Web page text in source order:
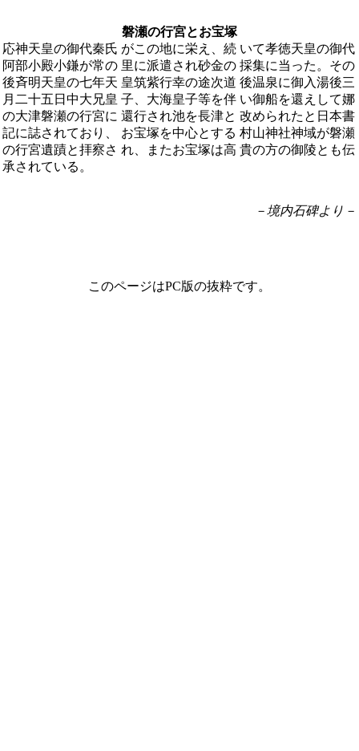
磐瀬の行宮とお宝塚
応神天皇の御代秦氏 がこの地に栄え、続 いて孝徳天皇の御代
阿部小殿小鎌が常の 里に派遣され砂金の 採集に当った。その
後斉明天皇の七年天 皇筑紫行幸の途次道 後温泉に御入湯後三
月二十五日中大兄皇 子、大海皇子等を伴 い御船を還えして娜
の大津磐瀬の行宮に 還行され池を長津と 改められたと日本書
記に誌されており、 お宝塚を中心とする 村山神社神域が磐瀬
の行宮遺蹟と拝察さ れ、またお宝塚は高 貴の方の御陵とも伝
承されている。
－境内石碑より－
このページはPC版の抜粋です。